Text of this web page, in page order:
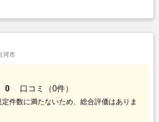
河市
0 口コミ（0件）
件数に満たないため、総合評価はありま